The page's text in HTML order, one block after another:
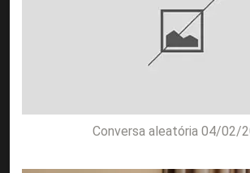
Conversa aleatória 04/02/